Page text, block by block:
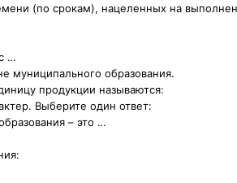
(по срокам), нацеленных на
…
муниципального образования.
продукции называются:
Выберите один ответ:
– это …